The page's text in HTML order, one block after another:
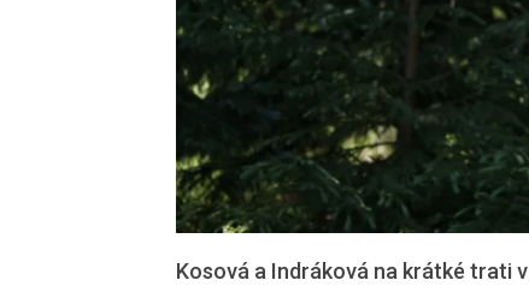
Kosová a Indráková na krátké trati